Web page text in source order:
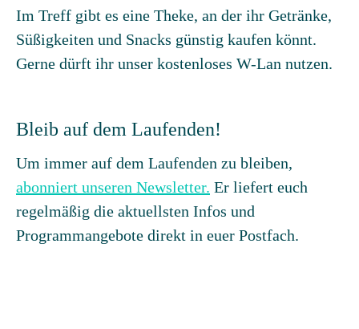
Im Treff gibt es eine Theke, an der ihr Getränke,
Süßigkeiten und Snacks günstig kaufen könnt.
Gerne dürft ihr unser kostenloses W-Lan nutzen.
Bleib auf dem Laufenden!
Um immer auf dem Laufenden zu bleiben,
abonniert unseren Newsletter. Er liefert euch
regelmäßig die aktuellsten Infos und
Programmangebote direkt in euer Postfach.